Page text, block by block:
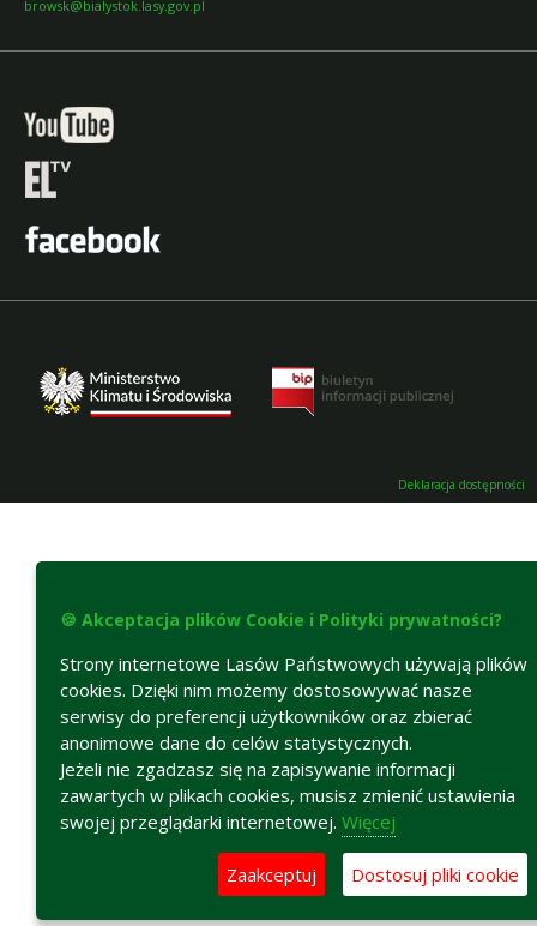
browsk@bialystok.lasy.gov.pl
Deklaracja dostępności
🍪 Akceptacja plików Cookie i Polityki prywatności?
Strony internetowe Lasów Państwowych używają plików
cookies. Dzięki nim możemy dostosowywać nasze
serwisy do preferencji użytkowników oraz zbierać
anonimowe dane do celów statystycznych.
Jeżeli nie zgadzasz się na zapisywanie informacji
zawartych w plikach cookies, musisz zmienić ustawienia
swojej przeglądarki internetowej. Więcej
Zaakceptuj Dostosuj pliki cookie